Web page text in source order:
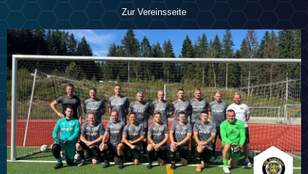
Zur Vereinsseite